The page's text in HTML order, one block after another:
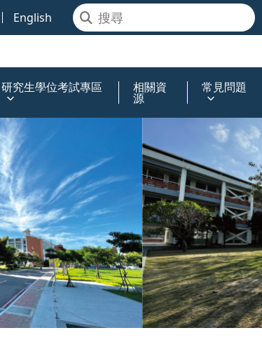
English
研究生學位考試專區 相關資
源
常見問題